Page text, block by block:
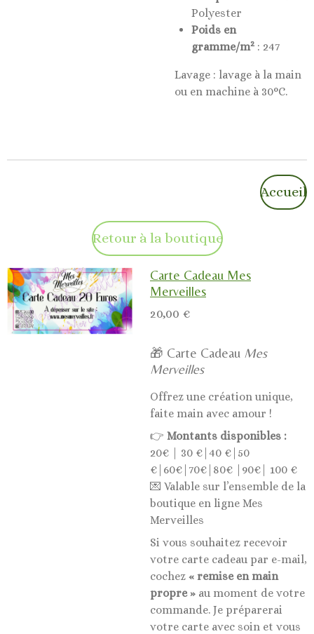
Polyester
Poids en
gramme/m2 : 247
Lavage : lavage à la main
ou en machine à 30°C.
Accueil
Retour à la boutique
Carte Cadeau Mes
Merveilles
20,00 €
🎁 Carte Cadeau Mes
Merveilles
Offrez une création unique,
faite main avec amour !
👉 Montants disponibles :
20€ | 30 €|40 €|50
€|60€|70€|80€ |90€| 100 €
💌 Valable sur l’ensemble de la
boutique en ligne Mes
Merveilles
Si vous souhaitez recevoir
votre carte cadeau par e-mail,
cochez « remise en main
propre » au moment de votre
commande. Je préparerai
votre carte avec soin et vous